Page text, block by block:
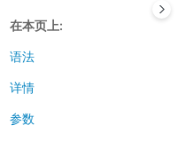
在本页上
语法
详情
参数